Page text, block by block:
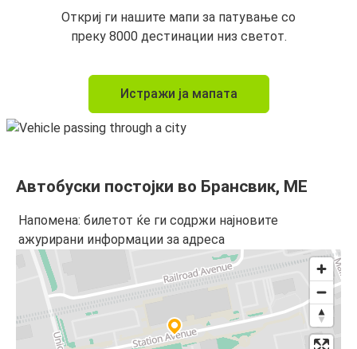
Откриј ги нашите мапи за патување со
преку 8000 дестинации низ светот.
Истражи ја мапата
Автобуски постојки во Брансвик, ME
Напомена: билетот ќе ги содржи најновите
ажурирани информации за адреса